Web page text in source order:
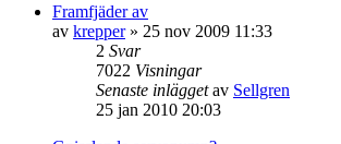
Framfjäder av
av krepper» 25 nov 2009 11:33
2 Svar
7022 Visningar
Senaste inläggetav Sellgren
25 jan 2010 20:03